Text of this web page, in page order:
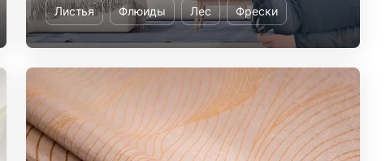
Листья Флюиды Лес Фрески